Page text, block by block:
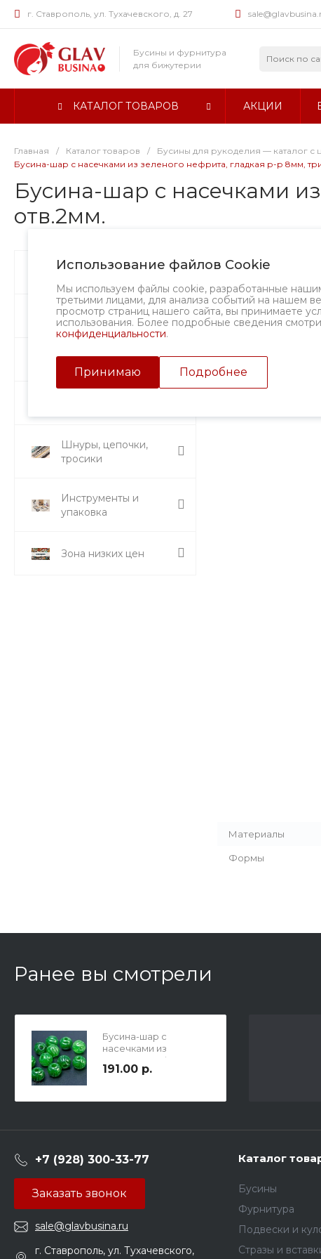
г. Ставрополь, ул. Тухачевского, д. 27
Бусины и фурнитура
для бижутерии
КАТАЛОГ ТОВАРОВ АКЦИИ
Главная / Каталог товаров / Бусины для рукоделия — каталог с
Бусина-шар с насечками из зеленого нефрита, гладкая р-р 8мм, три
Бусина-шар с насечками
отв.2мм.
Использование файлов Cookie
Мы используем файлы cookie, разработанные
третьими лицами, для анализа событий на нашем
просмотр страниц нашего сайта, вы принимаете
использования. Более подробные сведения
конфиденциальности.
Принимаю Подробнее
Бусины
Фурнитура
Подвески и кулоны
Шнуры, цепочки,
тросики
Инструменты и
упаковка
Зона низких цен
Материалы
Формы
Ранее вы смотрели
Бусина-шар с
насечками из
зеленого нефрита,
гладкая р-р 8мм, три
191.00 р.
+7 (928) 300-33-77
Заказать звонок
sale@glavbusina.ru
г. Ставрополь, ул. Тухачевского,
Каталог
Бусины
Фурнитура
Подвески и
Стразы и